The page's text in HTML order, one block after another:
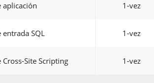
aplicación 1-vez
entrada SQL 1-vez
Cross-Site Scripting 1-vez